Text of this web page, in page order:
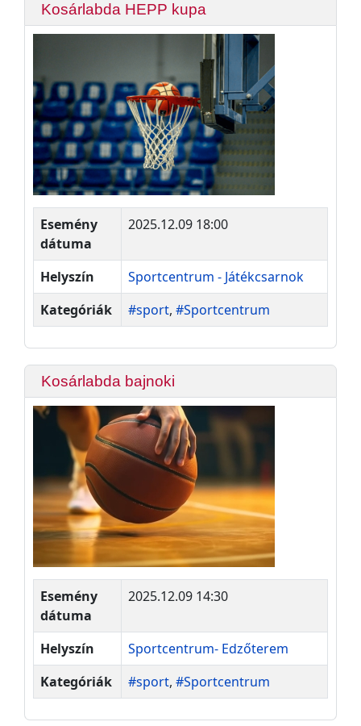
Kosárlabda HEPP kupa
Esemény
dátuma
2025.12.09 18:00
Helyszín
Sportcentrum - Játékcsarnok
Kategóriák
#sport, #Sportcentrum
Kosárlabda bajnoki
Esemény
dátuma
2025.12.09 14:30
Helyszín
Sportcentrum- Edzőterem
Kategóriák
#sport, #Sportcentrum